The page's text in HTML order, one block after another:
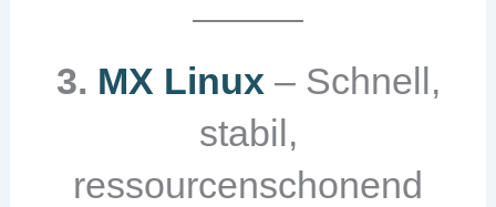
3. MX Linux – Schnell,
stabil,
ressourcenschonend